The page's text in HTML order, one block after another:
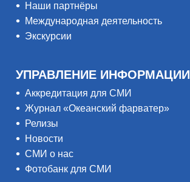
Наши партнёры
Международная деятельность
Экскурсии
УПРАВЛЕНИЕ ИНФОРМАЦИИ
Аккредитация для СМИ
Журнал «Океанский фарватер»
Релизы
Новости
СМИ о нас
Фотобанк для СМИ